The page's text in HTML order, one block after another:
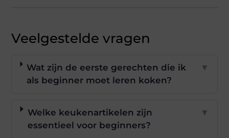
Veelgestelde vragen
Wat zijn de eerste gerechten die ik
als beginner moet leren koken?
▼
Welke keukenartikelen zijn
essentieel voor beginners?
▼